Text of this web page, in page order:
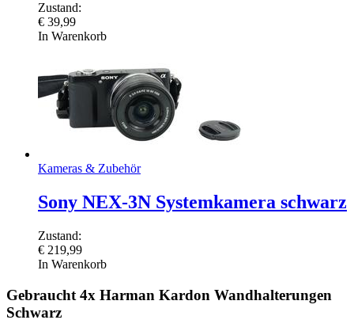
Zustand:
€ 39,99
In Warenkorb
Kameras & Zubehör
Sony NEX-3N Systemkamera schwarz
Zustand:
€ 219,99
In Warenkorb
Gebraucht 4x Harman Kardon Wandhalterungen
Schwarz